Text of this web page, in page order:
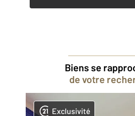
Biens se
de votre
Exclusivité